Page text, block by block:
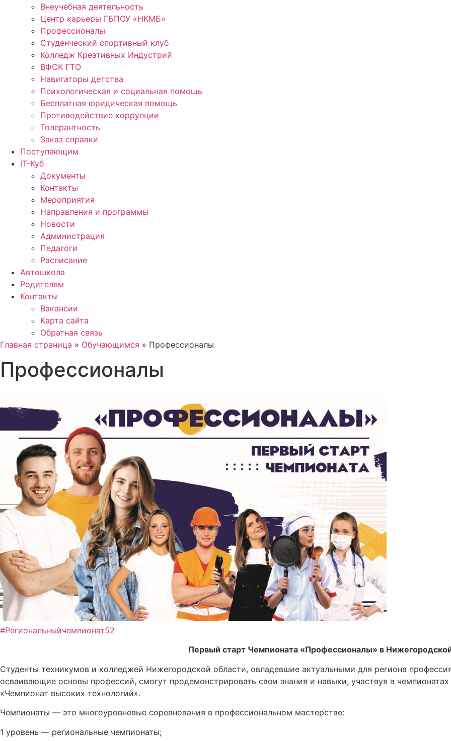
Внеучебная деятельность
Центр карьеры ГБПОУ «НКМБ»
Профессионалы
Студенческий спортивный клуб
Колледж Креативных Индустрий
ВФСК ГТО
Навигаторы детства
Психологическая и социальная помощь
Бесплатная юридическая помощь
Противодействие коррупции
Толерантность
Заказ справки
Поступающим
IT-Куб
Документы
Контакты
Мероприятия
Направления и программы
Новости
Администрация
Педагоги
Расписание
Автошкола
Родителям
Контакты
Вакансии
Карта сайта
Обратная связь
Главная страница » Обучающимся » Профессионалы
Профессионалы
#Региональныйчемпионат52
Первый старт Чемпионата «Профессионалы» в
Студенты техникумов и колледжей Нижегородской области, овладевшие актуальными для региона
осваивающие основы профессий, смогут продемонстрировать свои знания и навыки, участвуя в
«Чемпионат высоких технологий».
Чемпионаты — это многоуровневые соревнования в профессиональном мастерстве:
1 уровень — региональные чемпионаты;